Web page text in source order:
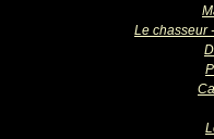
Le chasseur